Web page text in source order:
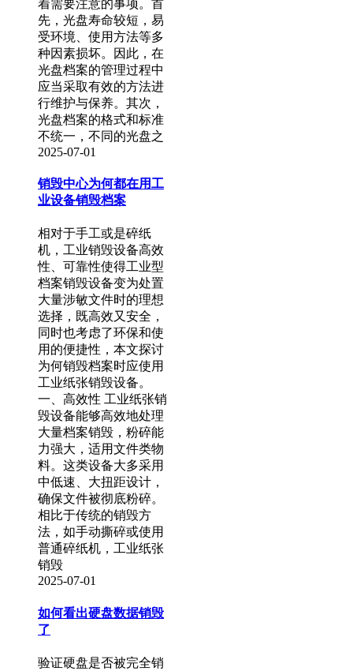
着需要注意的事项。首
先，光盘寿命较短，易
受环境、使用方法等多
种因素损坏。因此，在
光盘档案的管理过程中
应当采取有效的方法进
行维护与保养。其次，
光盘档案的格式和标准
不统一，不同的光盘之
2025-07-01
销毁中心为何都在用工
业设备销毁档案
相对于手工或是碎纸
机，工业销毁设备高效
性、可靠性使得工业型
档案销毁设备变为处置
大量涉敏文件时的理想
选择，既高效又安全，
同时也考虑了环保和使
用的便捷性，本文探讨
为何销毁档案时应使用
工业纸张销毁设备。
一、高效性 工业纸张销
毁设备能够高效地处理
大量档案销毁，粉碎能
力强大，适用文件类物
料。这类设备大多采用
中低速、大扭距设计，
确保文件被彻底粉碎。
相比于传统的销毁方
法，如手动撕碎或使用
普通碎纸机，工业纸张
销毁
2025-07-01
如何看出硬盘数据销毁
了
验证硬盘是否被完全销